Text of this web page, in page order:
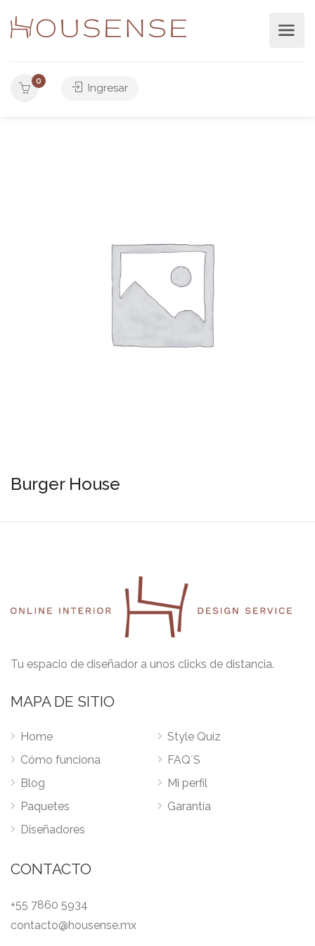
0
Ingresar
Burger House
Tu espacio de diseñador a unos clicks de distancia.
MAPA DE SITIO
Home
Cómo funciona
Blog
Paquetes
Diseñadores
Style Quiz
FAQ´S
Mi perfil
Garantía
CONTACTO
+55 7860 5934
contacto@housense.mx